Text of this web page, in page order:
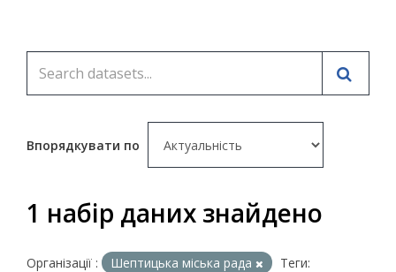
Впорядкувати по
1 набір даних знайдено
Організації : Шептицька міська рада
Теги: